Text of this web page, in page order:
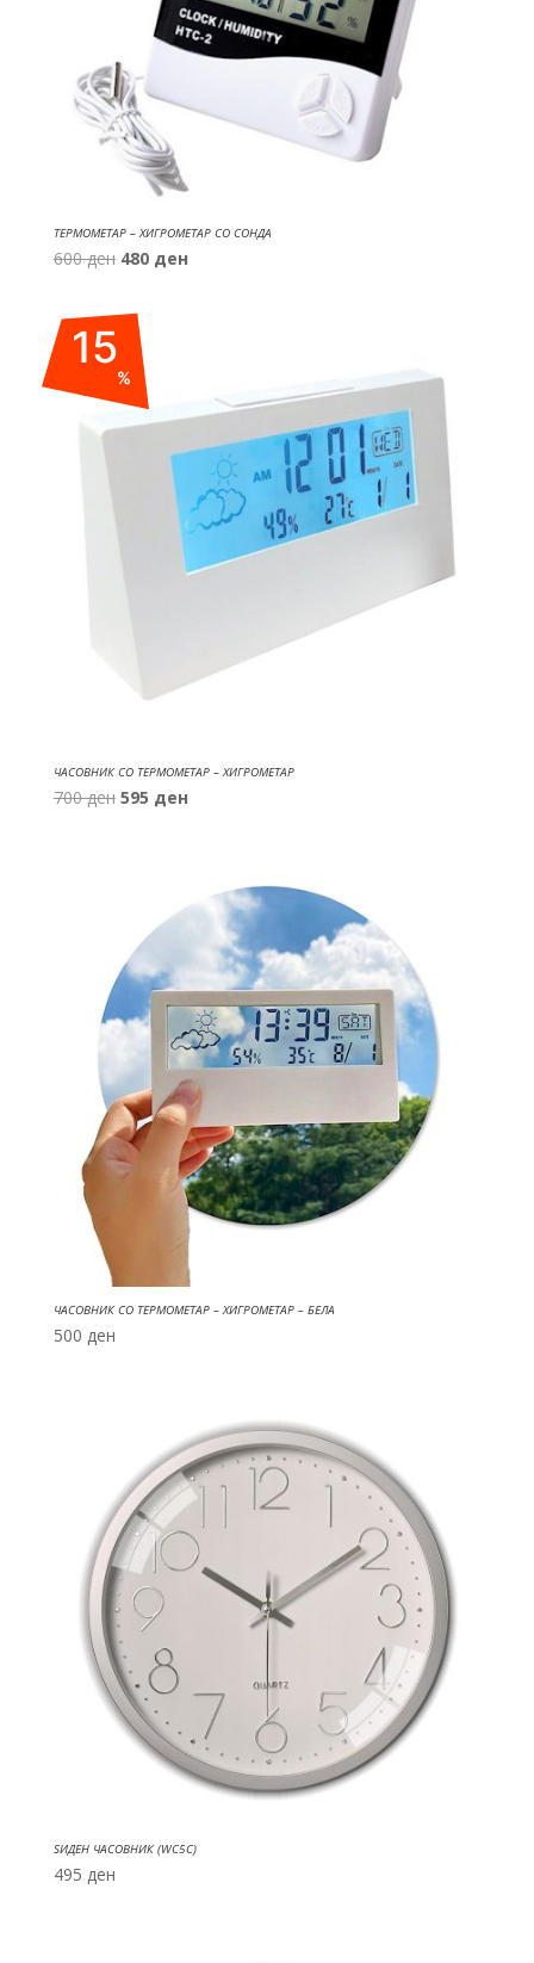
ТЕРМОМЕТАР – ХИГРОМЕТАР СО СОНДА
600ден Original
was:
600 ден.
480 денCurrent
15
%
ЧАСОВНИК СО ТЕРМОМЕТАР – ХИГРОМЕТАР
700ден Original
595 денCurrent
ЧАСОВНИК СО ТЕРМОМЕТАР – ХИГРОМЕТАР – БЕЛА
500 ден
ЅИДЕН ЧАСОВНИК (WC5C)
495 ден